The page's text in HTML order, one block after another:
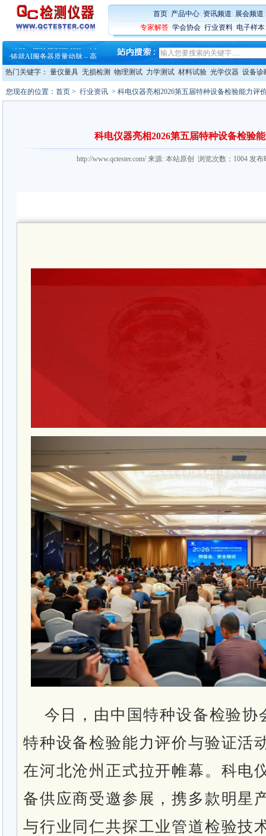
首页: 产品中心: 资讯频道: 展会频道
专家解答: 学会协会: 行业资料: 电子样本
大牌云集 买家升级 ——26
蔡司软件 | 高效变形分析能
铸就AI服务器质量动脉 – 高
·铸就AI服务器质量动脉 – 高
·ZEISS BOSELLO ADR 让内部缺
·蔡司和亿纬锂能达成战略合作
·大牌云集 买家升级 ——26
热门关键字： 量仪量具 无损检测 物理测试 力学测试 材料试验 光学仪器 设备诊
您现在的位置： 首页 > 行业资讯 > 科电仪器亮相2026第五届特种设备检验能力评
科电仪器亮相2026第五届特种设备检验
http://www.qctester.com/ 来源: 本站原创 浏览次数：1004 发
今日，由中国特种设备检验协
特种设备检验能力评价与验证活
在河北沧州正式拉开帷幕。 科电
备供应商受邀参展，携多款明星
与行业同仁共探工业管道检验技